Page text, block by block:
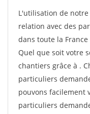
L'utilisation de
relation avec des
dans toute la
Quel que soit votre
chantiers grâce à .
particuliers
pouvons facilement
particuliers